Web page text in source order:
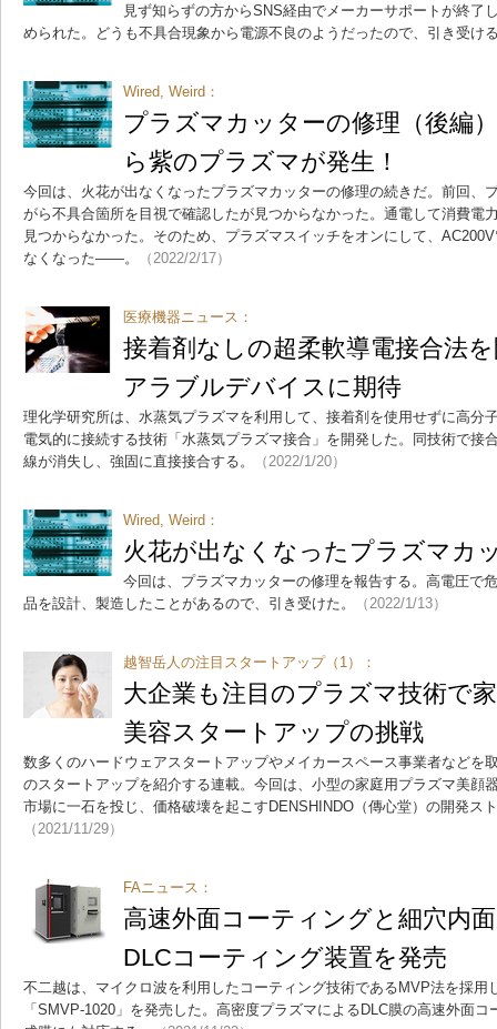
見ず知らずの方からSNS経由でメーカーサポートが終了
められた。どうも不具合現象から電源不良のようだったので、引き受け
Wired, Weird：
プラズマカッターの修理（後編
ら紫のプラズマが発生！
今回は、火花が出なくなったプラズマカッターの修理の続きだ。前回、
がら不具合箇所を目視で確認したが見つからなかった。通電して消費電
見つからなかった。そのため、プラズマスイッチをオンにして、
なくなった――。
（2022/2/17）
医療機器ニュース：
接着剤なしの超柔軟導電接合法
アラブルデバイスに期待
理化学研究所は、水蒸気プラズマを利用して、接着剤を使用せずに高分
電気的に接続する技術「水蒸気プラズマ接合」を開発した。同技術で接
線が消失し、強固に直接接合する。
（2022/1/20）
Wired, Weird：
火花が出なくなったプラズマカ
今回は、プラズマカッターの修理を報告する。高電圧で
品を設計、製造したことがあるので、引き受けた。
（2022/1/13）
越智岳人の注目スタートアップ（1）：
大企業も注目のプラズマ技術で
美容スタートアップの挑戦
数多くのハードウェアスタートアップやメイカースペース事業者などを
のスタートアップを紹介する連載。今回は、小型の家庭用プラズマ美顔
市場に一石を投じ、価格破壊を起こすDENSHINDO（傳心堂）の開発ス
（2021/11/29）
FAニュース：
高速外面コーティングと細穴内
DLCコーティング装置を発売
不二越は、マイクロ波を利用したコーティング技術であるMVP法を採用
「SMVP-1020」を発売した。高密度プラズマによるDLC膜の高速外面